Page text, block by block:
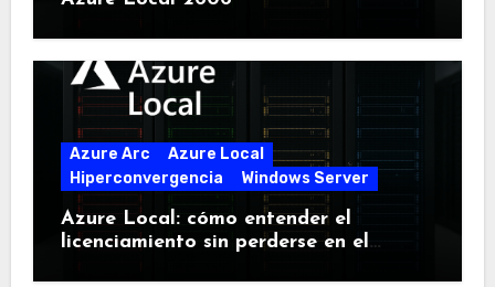
Azure Arc
Azure Local
Hiperconvergencia
Windows Server
Azure Local: cómo entender el
licenciamiento sin perderse en el